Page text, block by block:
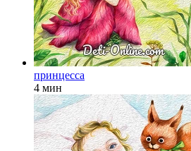
принцесса
4 мин